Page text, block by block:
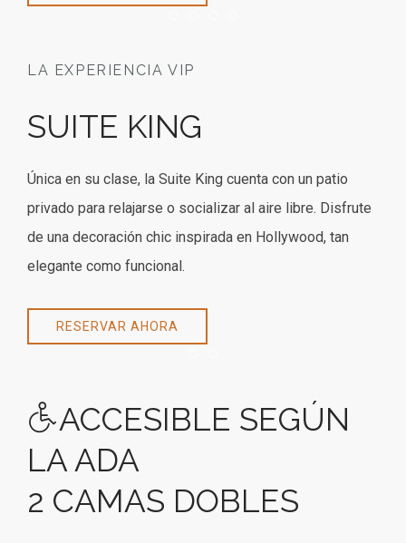
LA EXPERIENCIA VIP
SUITE KING
Única en su clase, la Suite King cuenta con un patio
privado para relajarse o socializar al aire libre. Disfrute
de una decoración chic inspirada en Hollywood, tan
elegante como funcional.
RESERVAR AHORA
ACCESIBLE SEGÚN
LA ADA
2 CAMAS DOBLES